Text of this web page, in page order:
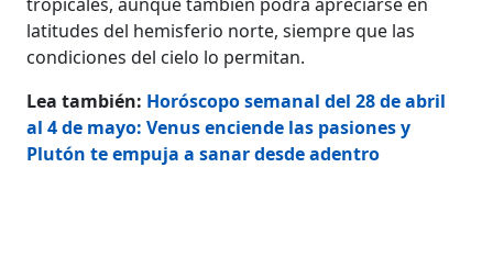
latitudes del hemisferio norte, siempre que las
condiciones del cielo lo permitan.
Lea también: Horóscopo semanal del 28 de abril
al 4 de mayo: Venus enciende las pasiones y
Plutón te empuja a sanar desde adentro